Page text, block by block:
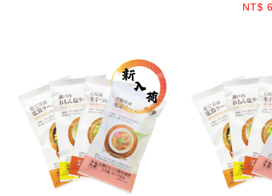
NT$